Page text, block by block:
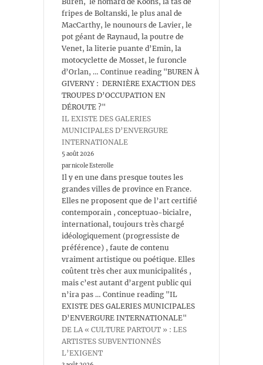
fripes de Boltanski, le plus anal de
MacCarthy, le nounours de Lavier, le
pot géant de Raynaud, la poutre de
Venet, la literie puante d’Emin, la
motocyclette de Mosset, le furoncle
d’Orlan, … Continue reading "BUREN À
GIVERNY : DERNIÈRE EXACTION DES
TROUPES D’OCCUPATION EN
DÉROUTE ?"
IL EXISTE DES GALERIES
MUNICIPALES D’ENVERGURE
INTERNATIONALE
5 août 2026
par nicole Esterolle
Il y en une dans presque toutes les
grandes villes de province en France.
Elles ne proposent que de l’art certifié
contemporain , conceptuao-bicialre,
international, toujours très chargé
idéologiquement (progressiste de
préférence) , faute de contenu
vraiment artistique ou poétique. Elles
coûtent très cher aux municipalités ,
mais c’est autant d’argent public qui
n’ira pas … Continue reading "IL
EXISTE DES GALERIES MUNICIPALES
D’ENVERGURE INTERNATIONALE"
DE LA « CULTURE PARTOUT » : LES
ARTISTES SUBVENTIONNÉS
L’EXIGENT